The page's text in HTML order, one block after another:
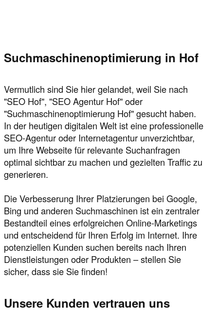
Suchmaschinenoptimierung in Hof
Vermutlich sind Sie hier gelandet, weil Sie nach
"SEO Hof", "SEO Agentur Hof" oder
"Suchmaschinenoptimierung Hof" gesucht haben.
In der heutigen digitalen Welt ist eine professionelle
SEO-Agentur oder Internetagentur unverzichtbar,
um Ihre Webseite für relevante Suchanfragen
optimal sichtbar zu machen und gezielten Traffic zu
generieren.
Die Verbesserung Ihrer Platzierungen bei Google,
Bing und anderen Suchmaschinen ist ein zentraler
Bestandteil eines erfolgreichen Online-Marketings
und entscheidend für Ihren Erfolg im Internet. Ihre
potenziellen Kunden suchen bereits nach Ihren
Dienstleistungen oder Produkten – stellen Sie
sicher, dass sie Sie finden!
Unsere Kunden vertrauen uns